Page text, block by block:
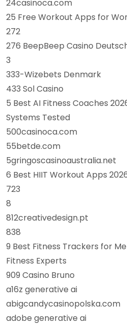
24casinoca.com
25 Free Workout Apps for
272
276 BeepBeep Casino
3
333-Wizebets Denmark
433 Sol Casino
5 Best AI Fitness Coaches
Systems Tested
500casinoca.com
55betde.com
5gringoscasinoaustralia.net
6 Best HIIT Workout Apps
723
8
812creativedesign.pt
838
9 Best Fitness Trackers for
Fitness Experts
909 Casino Bruno
a16z generative ai
abigcandycasinopolska.com
adobe generative ai